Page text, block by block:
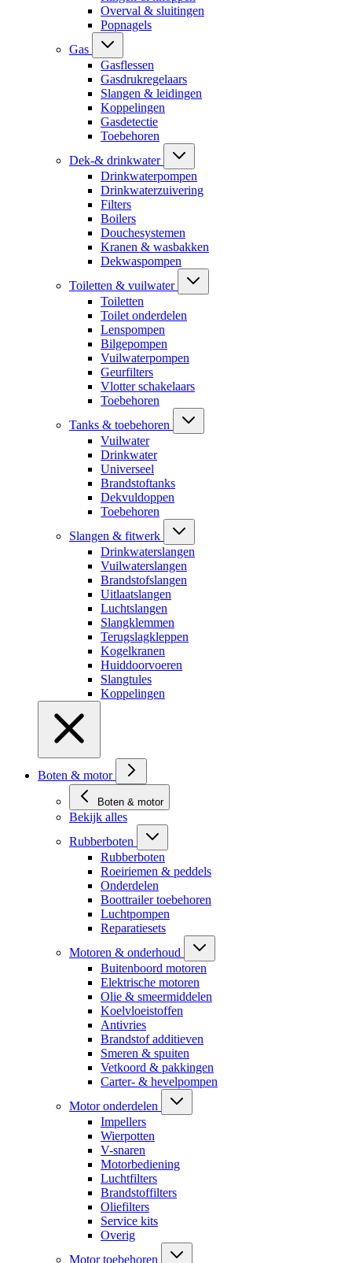
Overval & sluitingen
Popnagels
Gas
Gasflessen
Gasdrukregelaars
Slangen & leidingen
Koppelingen
Gasdetectie
Toebehoren
Dek-& drinkwater
Drinkwaterpompen
Drinkwaterzuivering
Filters
Boilers
Douchesystemen
Kranen & wasbakken
Dekwaspompen
Toiletten & vuilwater
Toiletten
Toilet onderdelen
Lenspompen
Bilgepompen
Vuilwaterpompen
Geurfilters
Vlotter schakelaars
Toebehoren
Tanks & toebehoren
Vuilwater
Drinkwater
Universeel
Brandstoftanks
Dekvuldoppen
Toebehoren
Slangen & fitwerk
Drinkwaterslangen
Vuilwaterslangen
Brandstofslangen
Uitlaatslangen
Luchtslangen
Slangklemmen
Terugslagkleppen
Kogelkranen
Huiddoorvoeren
Slangtules
Koppelingen
Boten & motor
Boten & motor
Bekijk alles
Rubberboten
Rubberboten
Roeiriemen & peddels
Onderdelen
Boottrailer toebehoren
Luchtpompen
Reparatiesets
Motoren & onderhoud
Buitenboord motoren
Elektrische motoren
Olie & smeermiddelen
Koelvloeistoffen
Antivries
Brandstof additieven
Smeren & spuiten
Vetkoord & pakkingen
Carter- & hevelpompen
Motor onderdelen
Impellers
Wierpotten
V-snaren
Motorbediening
Luchtfilters
Brandstoffilters
Oliefilters
Service kits
Overig
Motor toebehoren